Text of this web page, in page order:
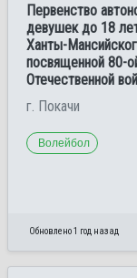
Первенство
девушек до 18
Ханты-
посвященной 80-
Отечественной
г. Покачи
Волейбол
Обновлено 1 год назад